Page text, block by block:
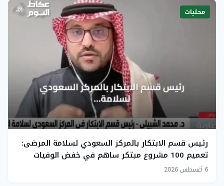
محليات
رئيس قسم الابتكار بالمركز السعودي لسلامة المرضى:
تعميم 100 مشروع مبتكر ساهم في خفض الوفيات
6 أغسطس 2026